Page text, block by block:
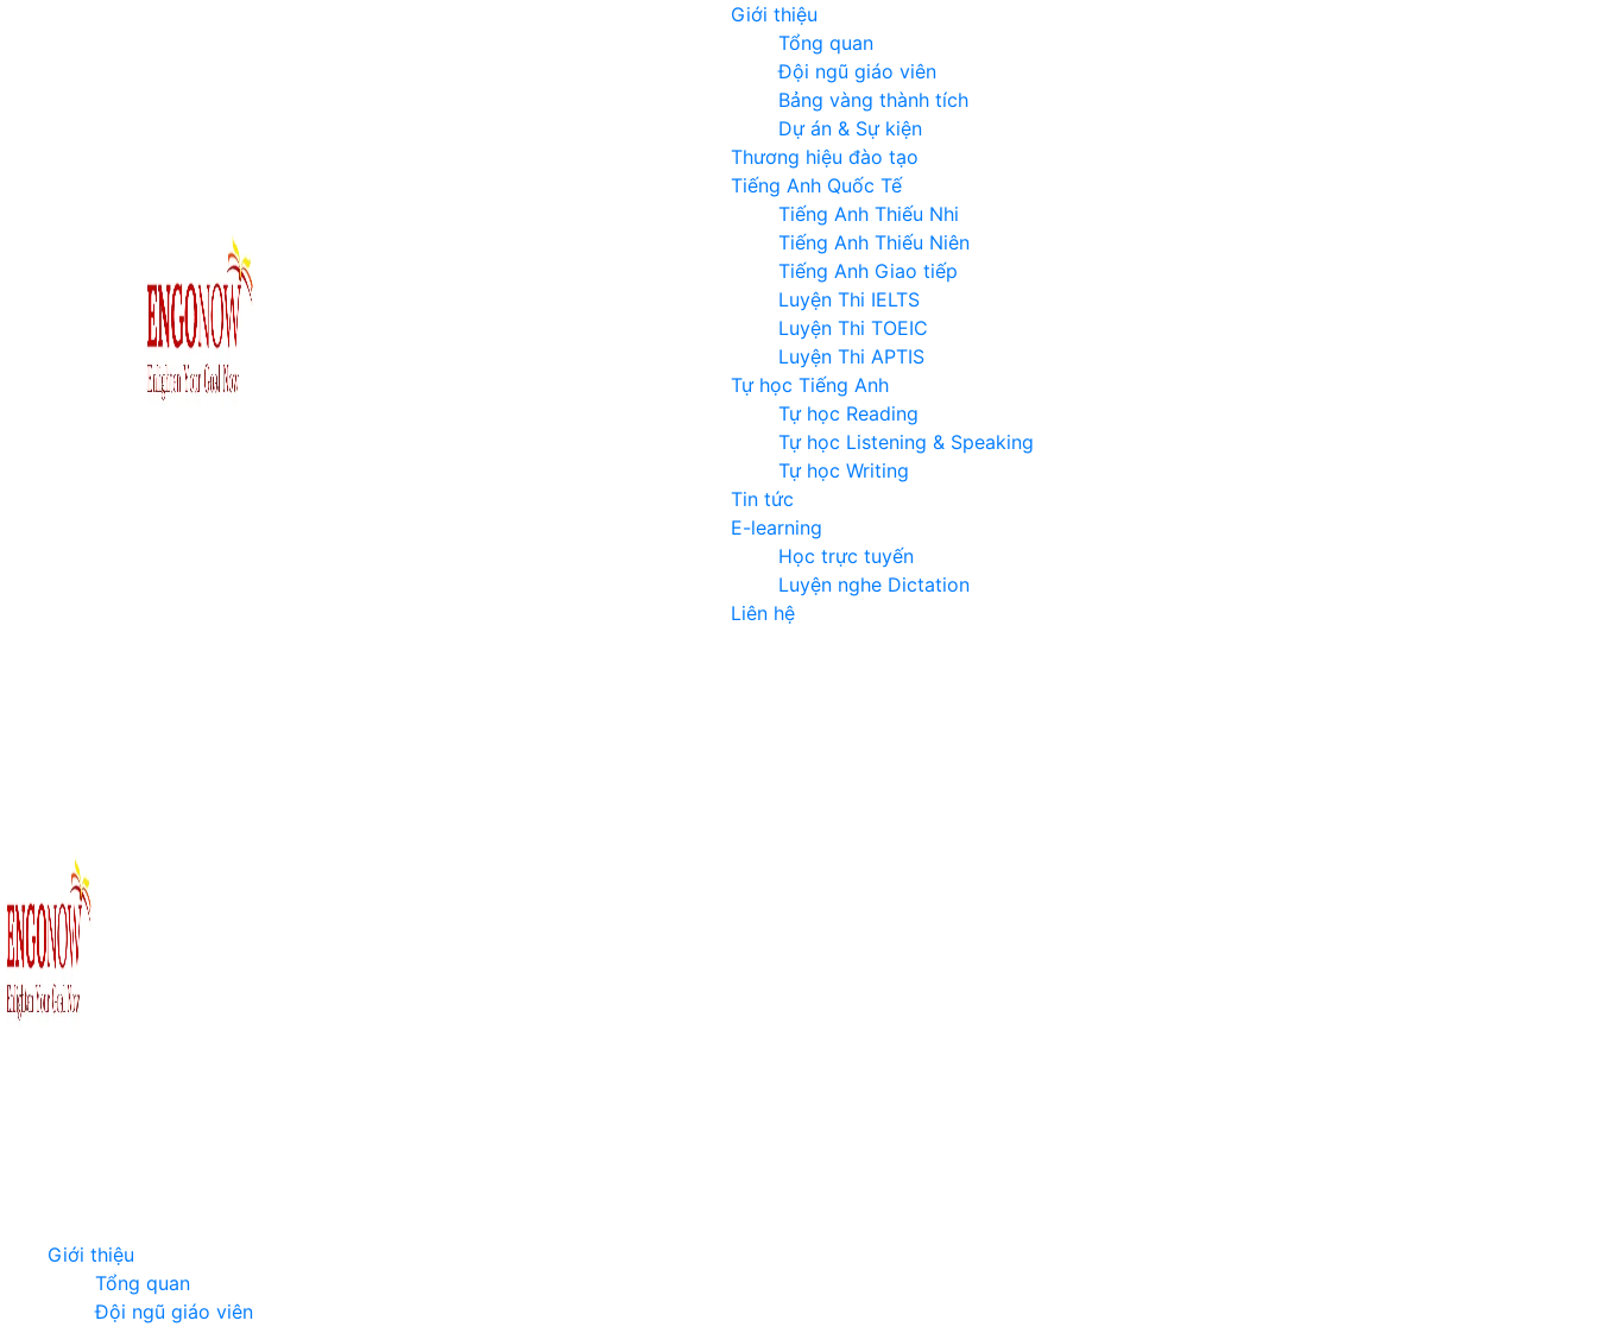
Giới thiệu
Tổng quan
Đội ngũ giáo viên
Bảng vàng thành tích
Dự án & Sự kiện
Thương hiệu đào tạo
Tiếng Anh Quốc Tế
Tiếng Anh Thiếu Nhi
Tiếng Anh Thiếu Niên
Tiếng Anh Giao tiếp
Luyện Thi IELTS
Luyện Thi TOEIC
Luyện Thi APTIS
Tự học Tiếng Anh
Tự học Reading
Tự học Listening & Speaking
Tự học Writing
Tin tức
E-learning
Học trực tuyến
Luyện nghe Dictation
Liên hệ
Giới thiệu
Tổng quan
Đội ngũ giáo viên